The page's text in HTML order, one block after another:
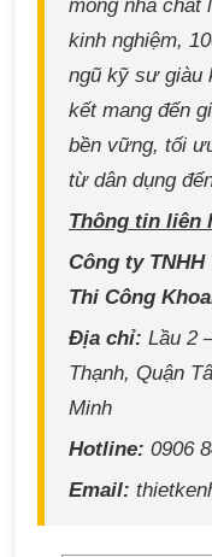
móng nhà chất
kinh nghiệm,
ngũ kỹ sư giàu
kết mang đến
bền vững, tối
từ dân dụng
Thông tin liên
Công ty TNHH
Thi Công
Địa chỉ: Lầu 2
Thạnh, Quận
Minh
Hotline: 0906
Email: